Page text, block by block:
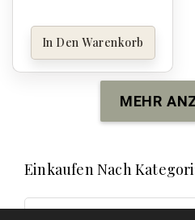
In Den Warenkorb
MEHR
Einkaufen Nach